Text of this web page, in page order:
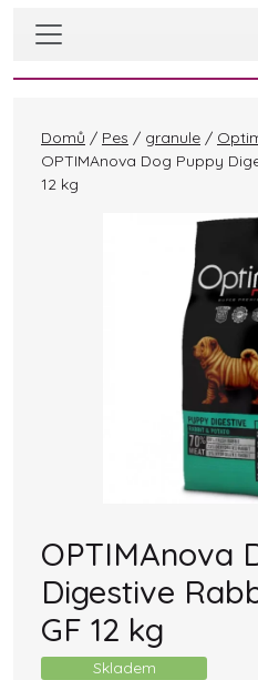
Domů / Pes / granule /
OPTIMAnova Dog Puppy
12 kg
OPTIMAnova
Digestive
GF 12 kg
Skladem